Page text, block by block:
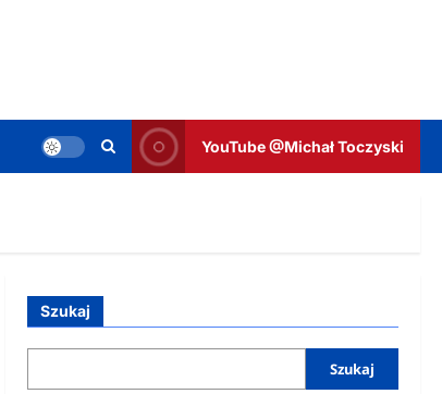
YouTube @Michał Toczyski
Szukaj
Szukaj